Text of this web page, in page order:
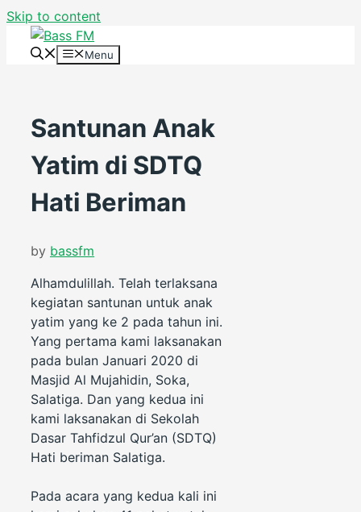
Skip to content
Menu
Santunan Anak
Yatim di SDTQ
Hati Beriman
by bassfm
Alhamdulillah. Telah terlaksana
kegiatan santunan untuk anak
yatim yang ke 2 pada tahun ini.
Yang pertama kami laksanakan
pada bulan Januari 2020 di
Masjid Al Mujahidin, Soka,
Salatiga. Dan yang kedua ini
kami laksanakan di Sekolah
Dasar Tahfidzul Qur’an (SDTQ)
Hati beriman Salatiga.
Pada acara yang kedua kali ini